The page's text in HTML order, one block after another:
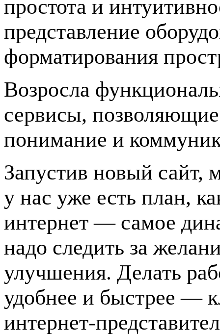
простота и
представление
форматирования
Возросла
сервисы,
понимание и
Запустив новый сайт,
у нас уже есть план,
интернет — самое
надо следить за
улучшения. Делать
удобнее и быстрее —
интернет-